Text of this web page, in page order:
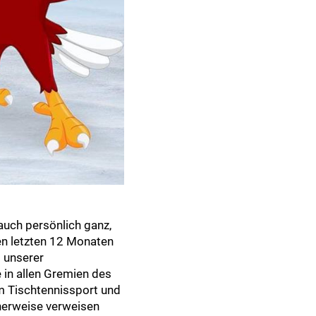
persönlich ganz,
letzten 12 Monaten
unserer
allen Gremien des
Tischtennissport und
verweisen